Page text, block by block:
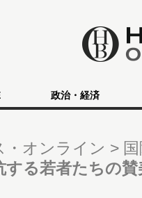
政治・経済
・オンライン
する若者たちの